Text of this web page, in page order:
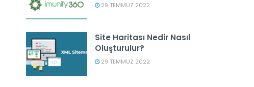
29 TEMMUZ 2022
Site Haritası Nedir Nasıl
Oluşturulur?
29 TEMMUZ 2022